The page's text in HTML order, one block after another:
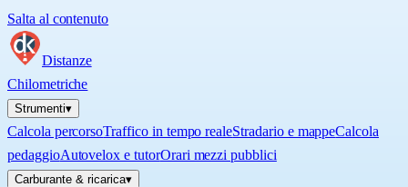
Salta al contenuto
Distanze
Chilometriche
Strumenti▾
Calcola percorsoTraffico in tempo realeStradario e mappeCalcola
pedaggioAutovelox e tutorOrari mezzi pubblici
Carburante & ricarica▾